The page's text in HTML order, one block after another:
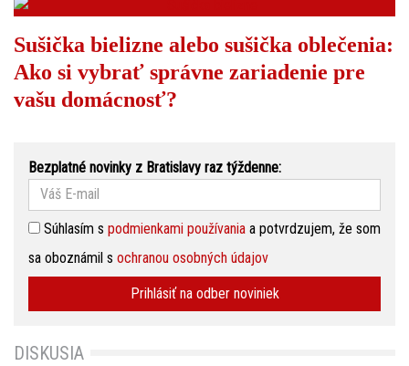
Sušička bielizne alebo sušička oblečenia:
Ako si vybrať správne zariadenie pre
vašu domácnosť?
Bezplatné novinky z Bratislavy raz týždenne:
Súhlasím s podmienkami používania a potvrdzujem, že som
sa oboznámil s ochranou osobných údajov
Prihlásiť na odber noviniek
DISKUSIA